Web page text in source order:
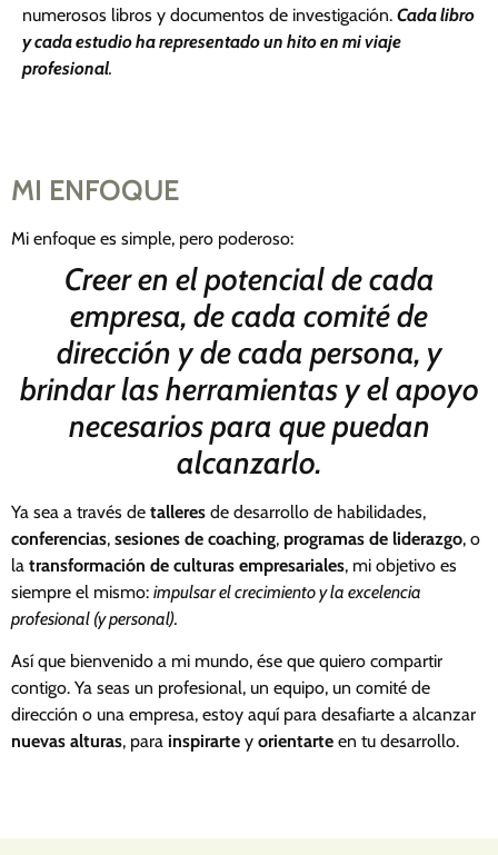
numerosos libros y documentos de investigación. Cada libro
y cada estudio ha representado un hito en mi viaje
profesional.
MI ENFOQUE
Mi enfoque es simple, pero poderoso:
Creer en el potencial de cada
empresa, de cada comité de
dirección y de cada persona, y
brindar las herramientas y el apoyo
necesarios para que puedan
alcanzarlo.
Ya sea a través de talleres de desarrollo de habilidades,
conferencias, sesiones de coaching, programas de liderazgo, o
la transformación de culturas empresariales, mi objetivo es
siempre el mismo: impulsar el crecimiento y la excelencia
profesional (y personal).
Así que bienvenido a mi mundo, ése que quiero compartir
contigo. Ya seas un profesional, un equipo, un comité de
dirección o una empresa, estoy aquí para desafiarte a alcanzar
nuevas alturas, para inspirarte y orientarte en tu desarrollo.